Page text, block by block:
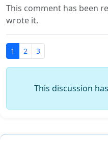
This comment has been
wrote it.
1 2 3
This discussion